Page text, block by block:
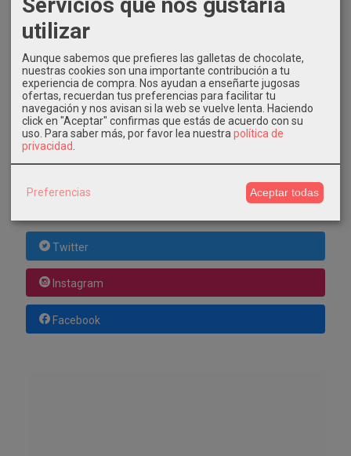
COSTES DE ENVÍO
GRATIS *
Consultar Destinos
TU CARRITO (0)
El carrito de la compra está vacío
Twitter
Instagram
Facebook
utilizar
Aunque sabemos que prefieres las galletas de chocolate,
nuestras cookies son una importante contribución a tu
experiencia de compra. Nos ayudan a enseñarte jugosas
ofertas, recuerdan tus preferencias para facilitar tu
navegación y nos avisan si la web se vuelve lenta. Haciendo
click en "Aceptar" confirmas que estás de acuerdo con su
uso. Para saber más, por favor lea nuestra política de
privacidad
Preferencias Aceptar todas